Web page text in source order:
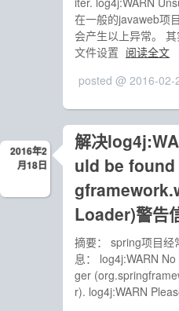
在一般的javaweb项
会产生以上异常。
文件设置 阅读全文
posted @ 2016-
2016年2
月18日
解决
uld be
Loader)警告
摘要： spring项目经
息： log4j:WARN
ger
r). log4j:WARN